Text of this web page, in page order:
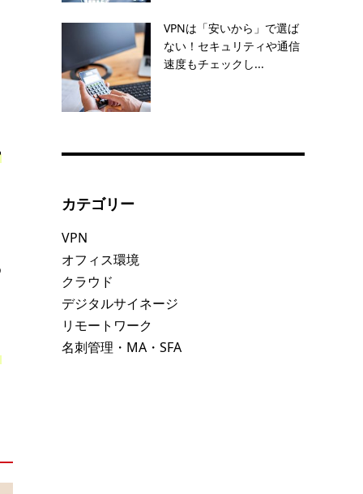
VPNは「安いから」で選ば
ない！セキュリティや通信
速度もチェックし...
カテゴリー
VPN
オフィス環境
クラウド
デジタルサイネージ
リモートワーク
名刺管理・MA・SFA